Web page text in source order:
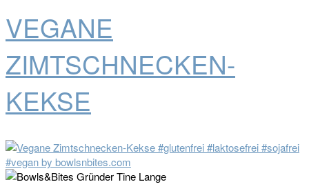
VEGANE
ZIMTSCHNECKEN-
KEKSE
Seitenspalte